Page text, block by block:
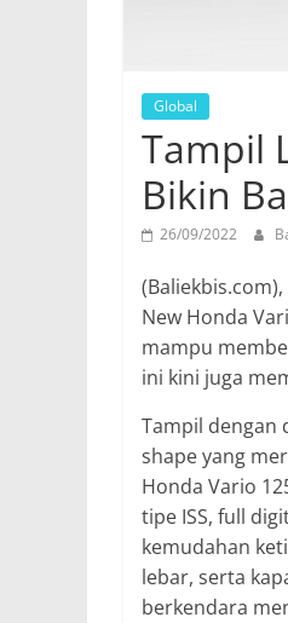
Global
Tampil
Bikin
26/09/2022
New Honda
mampu
ini kini juga
Tampil dengan
shape yang
Honda Vario
tipe ISS, full
kemudahan
lebar, serta
berkendara